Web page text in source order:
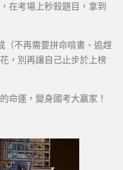
在考場上秒殺題目，拿到
（不再需要拼命啃書、追趕
，別再讓自己止步於上榜
命運，變身國考大贏家！